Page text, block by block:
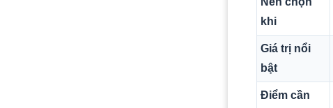
khi
Giá trị nổi
bật
Điểm cần